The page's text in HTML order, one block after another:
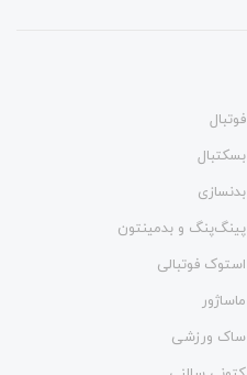
فوتبال
بسکتبال
بدنسازی
پینگ‌پنگ و بدمينتون
استوک فوتبالی
ماساژور
ساک ورزشی